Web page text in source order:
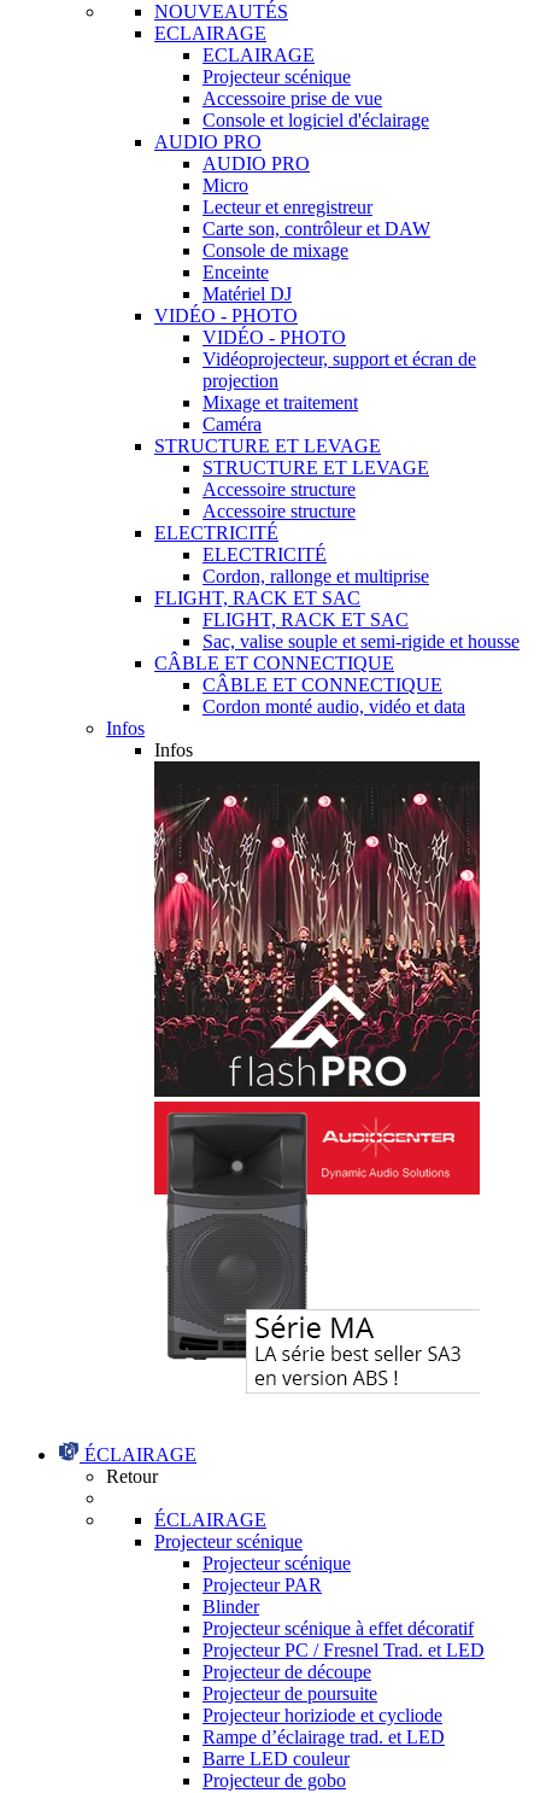
NOUVEAUTÉS
ECLAIRAGE
ECLAIRAGE
Projecteur scénique
Accessoire prise de vue
Console et logiciel d'éclairage
AUDIO PRO
AUDIO PRO
Micro
Lecteur et enregistreur
Carte son, contrôleur et DAW
Console de mixage
Enceinte
Matériel DJ
VIDÉO - PHOTO
VIDÉO - PHOTO
Vidéoprojecteur, support et écran de
projection
Mixage et traitement
Caméra
STRUCTURE ET LEVAGE
STRUCTURE ET LEVAGE
Accessoire structure
Accessoire structure
ELECTRICITÉ
ELECTRICITÉ
Cordon, rallonge et multiprise
FLIGHT, RACK ET SAC
FLIGHT, RACK ET SAC
Sac, valise souple et semi-rigide et housse
CÂBLE ET CONNECTIQUE
CÂBLE ET CONNECTIQUE
Cordon monté audio, vidéo et data
Infos
Infos
ÉCLAIRAGE
Retour
ÉCLAIRAGE
Projecteur scénique
Projecteur scénique
Projecteur PAR
Blinder
Projecteur scénique à effet décoratif
Projecteur PC / Fresnel Trad. et LED
Projecteur de découpe
Projecteur de poursuite
Projecteur horiziode et cycliode
Rampe d’éclairage trad. et LED
Barre LED couleur
Projecteur de gobo